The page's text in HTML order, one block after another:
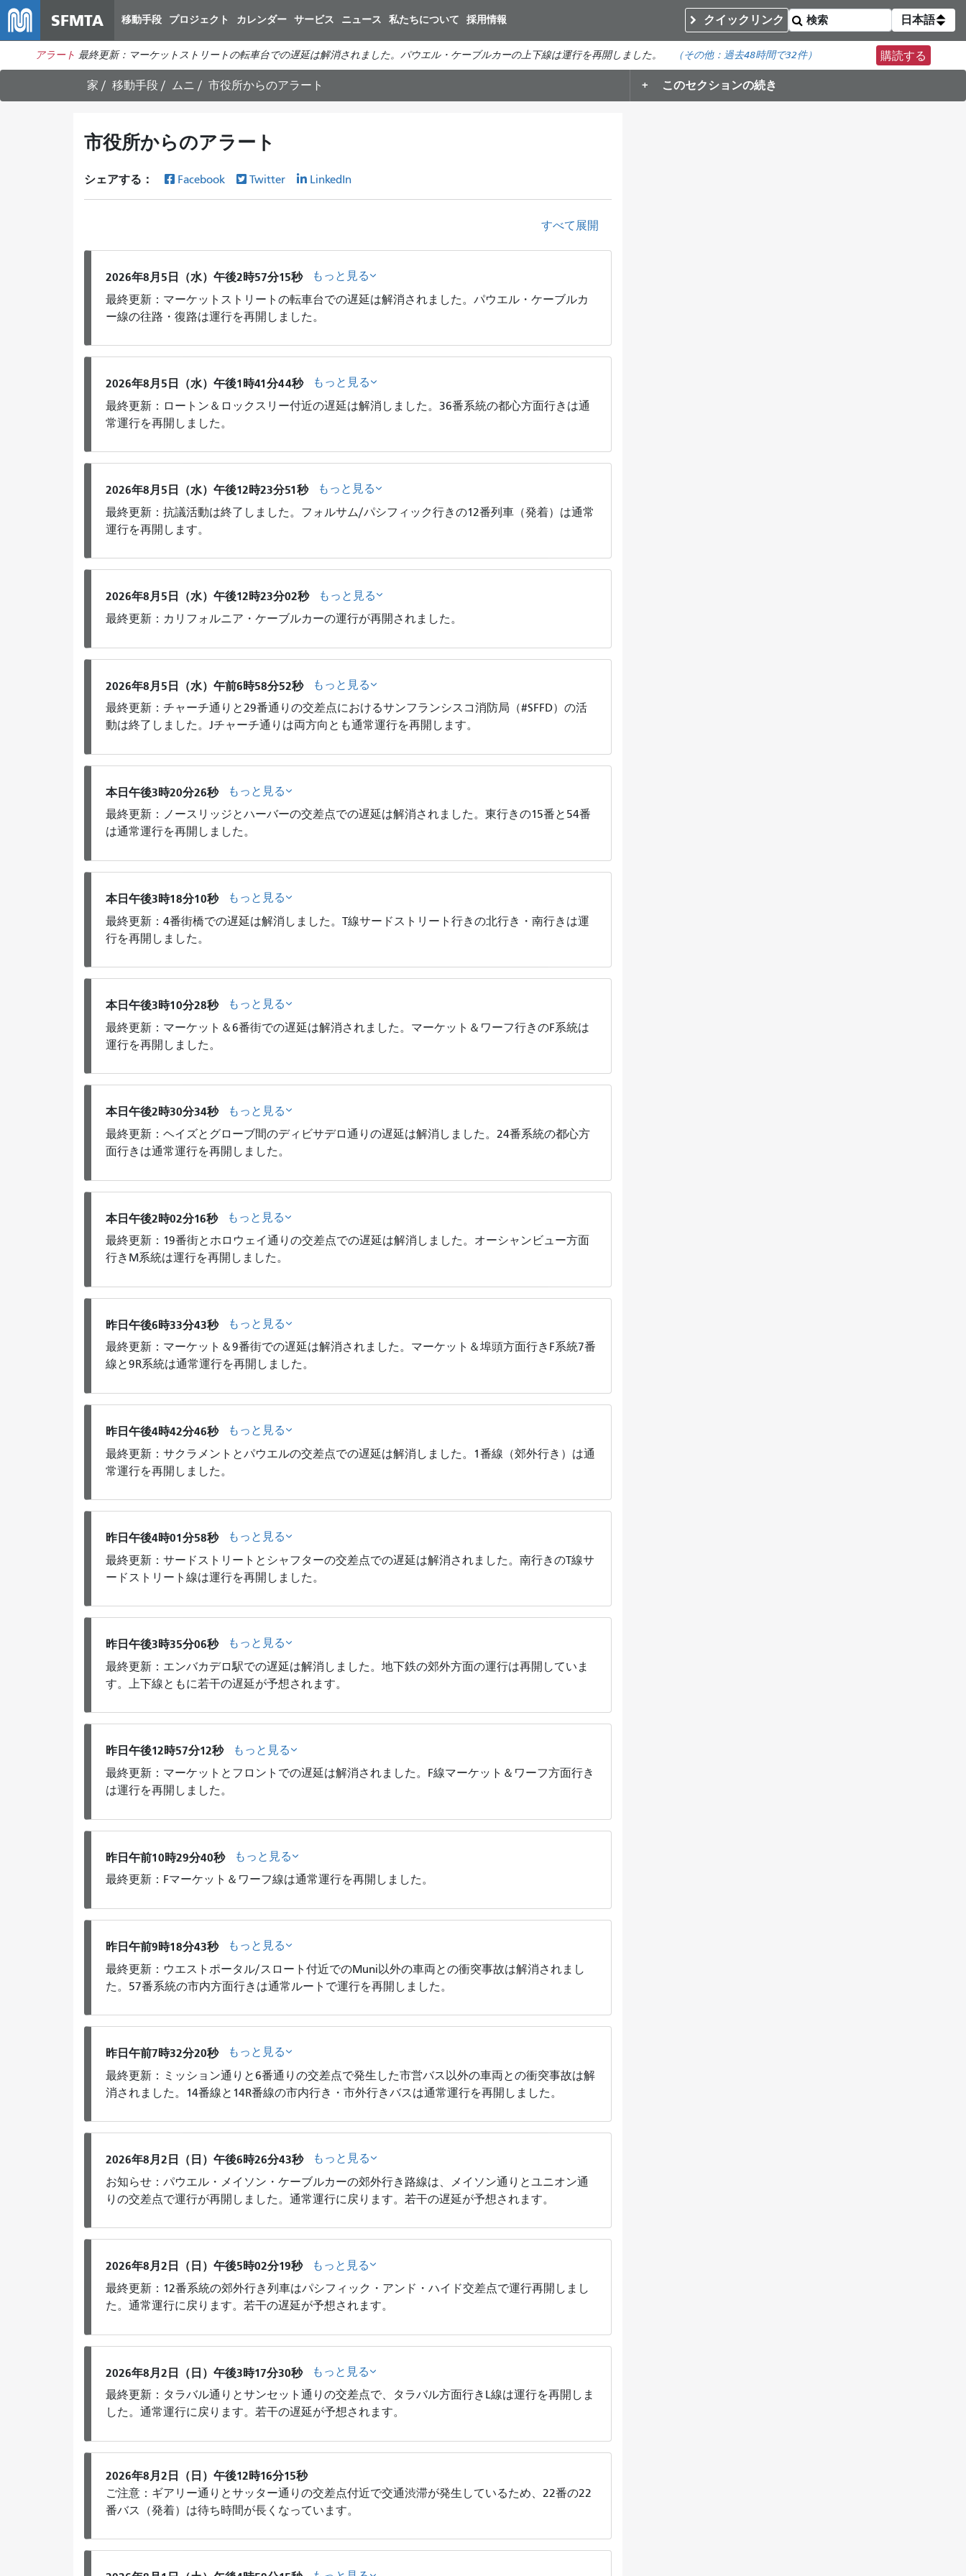
イ
ン
コ
SFMTA 移動手段 プロジェクト カレンダー サービス ニュース 私たちについて 採用情報 クイックリンク 日本語
アラート 最終更新：マーケットストリートの転車台での遅延は解消されました。パウエル・ケーブルカーの上下線は運行を再開しました。 （その他： 過去48時間で32件） 購読する
家 移動手段 ムニ 市役所からのアラート このセクションの続き
市役所からのアラート
シェアする： Facebook Twitter LinkedIn
すべて展開
2026年8月5日（水）午後2時57分15秒
もっと見る
最終更新：マーケットストリートの転車台での遅延は解消されました。パウエル・ケーブルカ
ー線の往路・復路は運行を再開しました。
2026年8月5日（水）午後1時41分44秒
もっと見る
最終更新：ロートン＆ロックスリー付近の遅延は解消しました。36番系統の都心方面行きは通
常運行を再開しました。
2026年8月5日（水）午後12時23分51秒
もっと見る
最終更新：抗議活動は終了しました。フォルサム/パシフィック行きの12番列車（発着）は通常
運行を再開します。
2026年8月5日（水）午後12時23分02秒
もっと見る
最終更新：カリフォルニア・ケーブルカーの運行が再開されました。
2026年8月5日（水）午前6時58分52秒
もっと見る
最終更新：チャーチ通りと29番通りの交差点におけるサンフランシスコ消防局（#SFFD）の活
動は終了しました。Jチャーチ通りは両方向とも通常運行を再開します。
本日午後3時20分26秒
もっと見る
最終更新：ノースリッジとハーバーの交差点での遅延は解消されました。東行きの15番と54番
は通常運行を再開しました。
本日午後3時18分10秒
もっと見る
最終更新：4番街橋での遅延は解消しました。T線サードストリート行きの北行き・南行きは運
行を再開しました。
本日午後3時10分28秒
もっと見る
最終更新：マーケット＆6番街での遅延は解消されました。マーケット＆ワーフ行きのF系統は
運行を再開しました。
本日午後2時30分34秒
もっと見る
最終更新：ヘイズとグローブ間のディビサデロ通りの遅延は解消しました。24番系統の都心方
面行きは通常運行を再開しました。
本日午後2時02分16秒
もっと見る
最終更新：19番街とホロウェイ通りの交差点での遅延は解消しました。オーシャンビュー方面
行きM系統は運行を再開しました。
昨日午後6時33分43秒
もっと見る
最終更新：マーケット＆9番街での遅延は解消されました。マーケット＆埠頭方面行きF系統7番
線と9R系統は通常運行を再開しました。
昨日午後4時42分46秒
もっと見る
最終更新：サクラメントとパウエルの交差点での遅延は解消しました。1番線（郊外行き）は通
常運行を再開しました。
昨日午後4時01分58秒
もっと見る
最終更新：サードストリートとシャフターの交差点での遅延は解消されました。南行きのT線サ
ードストリート線は運行を再開しました。
昨日午後3時35分06秒
もっと見る
最終更新：エンバカデロ駅での遅延は解消しました。地下鉄の郊外方面の運行は再開していま
す。上下線ともに若干の遅延が予想されます。
昨日午後12時57分12秒
もっと見る
最終更新：マーケットとフロントでの遅延は解消されました。F線マーケット＆ワーフ方面行き
は運行を再開しました。
昨日午前10時29分40秒
もっと見る
最終更新：Fマーケット＆ワーフ線は通常運行を再開しました。
昨日午前9時18分43秒
もっと見る
最終更新：ウエストポータル/スロート付近でのMuni以外の車両との衝突事故は解消されまし
た。57番系統の市内方面行きは通常ルートで運行を再開しました。
昨日午前7時32分20秒
もっと見る
最終更新：ミッション通りと6番通りの交差点で発生した市営バス以外の車両との衝突事故は解
消されました。14番線と14R番線の市内行き・市外行きバスは通常運行を再開しました。
2026年8月2日（日）午後6時26分43秒
もっと見る
お知らせ：パウエル・メイソン・ケーブルカーの郊外行き路線は、メイソン通りとユニオン通
りの交差点で運行が再開しました。通常運行に戻ります。若干の遅延が予想されます。
2026年8月2日（日）午後5時02分19秒
もっと見る
最終更新：12番系統の郊外行き列車はパシフィック・アンド・ハイド交差点で運行再開しまし
た。通常運行に戻ります。若干の遅延が予想されます。
2026年8月2日（日）午後3時17分30秒
もっと見る
最終更新：タラバル通りとサンセット通りの交差点で、タラバル方面行きL線は運行を再開しま
した。通常運行に戻ります。若干の遅延が予想されます。
2026年8月2日（日）午後12時16分15秒
ご注意：ギアリー通りとサッター通りの交差点付近で交通渋滞が発生しているため、22番の22
番バス（発着）は待ち時間が長くなっています。